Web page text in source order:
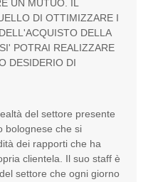
UN MUTUO. IL
DI OTTIMIZZARE I
DELLA
POTRAI REALIZZARE
DESIDERIO DI
del settore presente
bolognese che si
dei rapporti che ha
clientela. Il suo staff è
settore che ogni giorno